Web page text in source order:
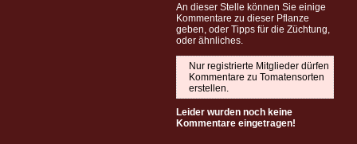
An dieser Stelle können Sie einige
Kommentare zu dieser Pflanze
geben, oder Tipps für die Züchtung,
oder ähnliches.
Nur registrierte Mitglieder dürfen
Kommentare zu Tomatensorten
erstellen.
Leider wurden noch keine
Kommentare eingetragen!